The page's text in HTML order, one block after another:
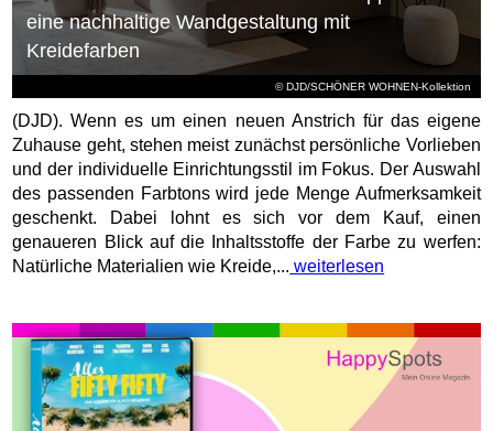
© DJD/SCHÖNER WOHNEN-Kollektion
eine nachhaltige Wandgestaltung mit
Kreidefarben
(DJD). Wenn es um einen neuen Anstrich für das eigene
Zuhause geht, stehen meist zunächst persönliche Vorlieben
und der individuelle Einrichtungsstil im Fokus. Der Auswahl
des passenden Farbtons wird jede Menge Aufmerksamkeit
geschenkt. Dabei lohnt es sich vor dem Kauf, einen
genaueren Blick auf die Inhaltsstoffe der Farbe zu werfen:
Natürliche Materialien wie Kreide,... weiterlesen